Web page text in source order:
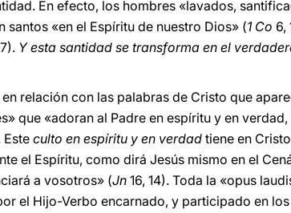
En efecto, los hombres «lavados,
«en el Espíritu de nuestro Dios» (1 Co 6,
Y esta santidad se transforma en el
relación con las palabras de Cristo que
que «adoran al Padre en espíritu y en
Esteculto en espíritu y en verdad tiene en
el Espíritu, como dirá Jesús mismo en el
a vosotros» (Jn 16, 14). Toda la «opus
el Hijo-Verbo encarnado, y participado en